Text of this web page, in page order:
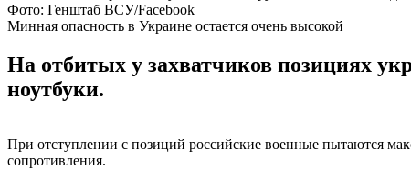
Фото: Генштаб ВСУ/Facebook
Минная опасность в Украине остается очень высокой
На отбитых у захватчиков позициях
ноутбуки.
При отступлении с позиций российские военные пытаются
сопротивления.